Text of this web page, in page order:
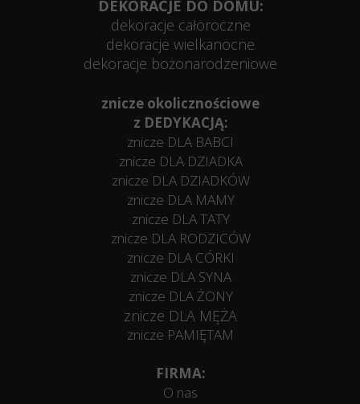
DEKORACJE DO DOMU:
dekoracje całoroczne
dekoracje wielkanocne
dekoracje bożonarodzeniowe
znicze okolicznościowe
z DEDYKACJĄ:
znicze DLA BABCI
znicze DLA DZIADKA
znicze DLA DZIADKÓW
znicze DLA MAMY
znicze DLA TATY
znicze DLA RODZICÓW
znicze DLA CÓRKI
znicze DLA SYNA
znicze DLA ŻONY
znicze DLA MĘŻA
znicze PAMIĘTAM
FIRMA:
O nas